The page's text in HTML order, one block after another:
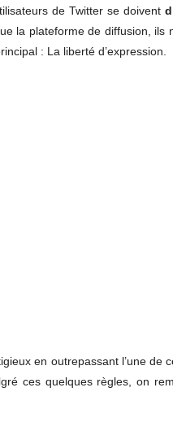
de Twitter se doivent
la plateforme de diffusion, ils
: La liberté d’expression.
en outrepassant l’une de
ces quelques règles, on